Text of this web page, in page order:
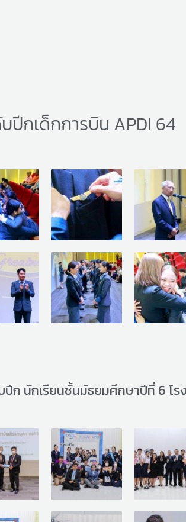
ปีกเด็กการบิน APDI 64
ก นักเรียนชั้นมัธยมศึกษาปีที่ 6 โร